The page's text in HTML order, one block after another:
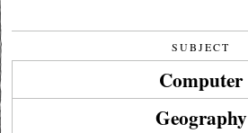
SUBJECT
Computer
Geography